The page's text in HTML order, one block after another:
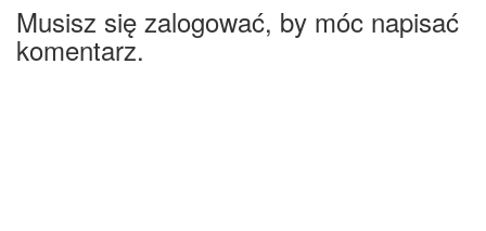
Musisz się zalogować, by móc napisać
komentarz.